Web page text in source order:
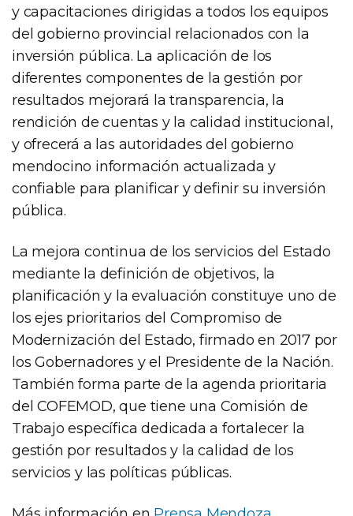
y capacitaciones dirigidas a todos los equipos
del gobierno provincial relacionados con la
inversión pública. La aplicación de los
diferentes componentes de la gestión por
resultados mejorará la transparencia, la
rendición de cuentas y la calidad institucional,
y ofrecerá a las autoridades del gobierno
mendocino información actualizada y
confiable para planificar y definir su inversión
pública.
La mejora continua de los servicios del Estado
mediante la definición de objetivos, la
planificación y la evaluación constituye uno de
los ejes prioritarios del Compromiso de
Modernización del Estado, firmado en 2017 por
los Gobernadores y el Presidente de la Nación.
También forma parte de la agenda prioritaria
del COFEMOD, que tiene una Comisión de
Trabajo específica dedicada a fortalecer la
gestión por resultados y la calidad de los
servicios y las políticas públicas.